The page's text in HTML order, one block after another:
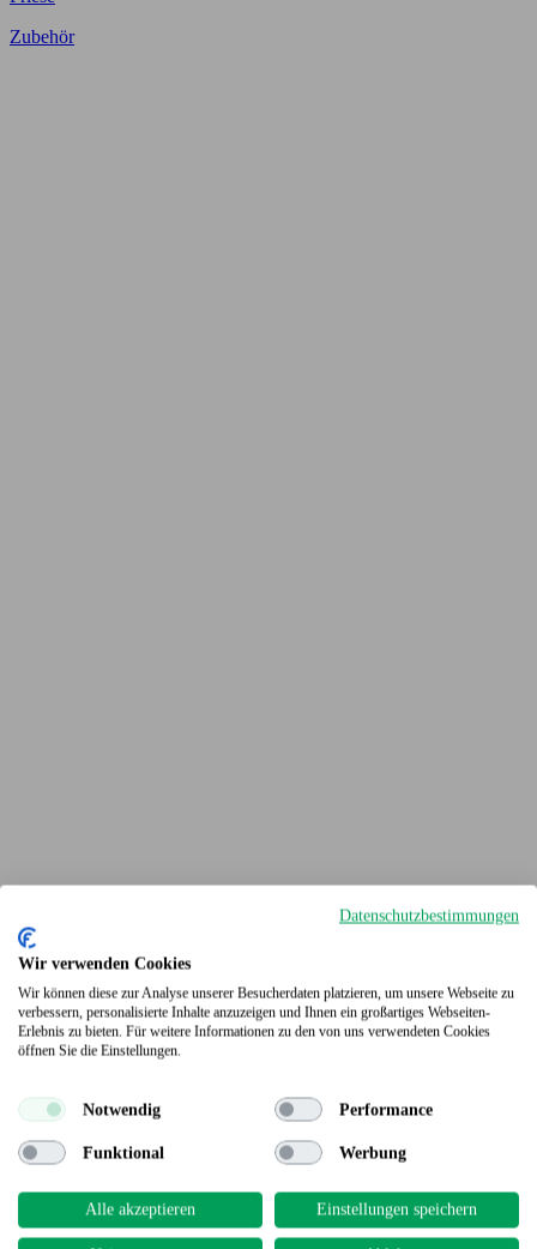
Zubehör
Terrassendielen
Datenschutzbestimmungen
Wir verwenden Cookies
Wir können diese zur Analyse unserer Besucherdaten platzieren, um unsere Webseite zu
verbessern, personalisierte Inhalte anzuzeigen und Ihnen ein großartiges Webseiten-
Erlebnis zu bieten. Für weitere Informationen zu den von uns verwendeten Cookies
öffnen Sie die Einstellungen.
Notwendig Performance
Funktional Werbung
Alle akzeptieren Einstellungen speichern